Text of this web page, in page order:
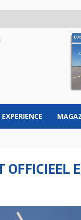
EXPERIENCE
OFFICIEEL